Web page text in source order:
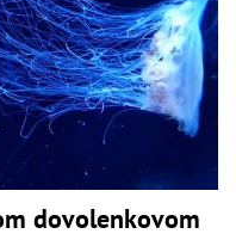
dovolenkovom